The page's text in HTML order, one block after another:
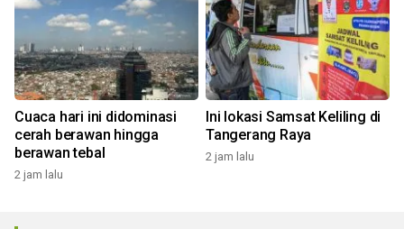
Cuaca hari ini didominasi
cerah berawan hingga
berawan tebal
2 jam lalu
Ini lokasi Samsat Keliling di
Tangerang Raya
2 jam lalu